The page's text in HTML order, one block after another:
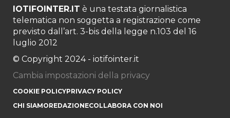
IOTIFOINTER.IT è una testata giornalistica
telematica non soggetta a registrazione come
previsto dall’art. 3-bis della legge n.103 del 16
luglio 2012
© Copyright 2024 - iotifointer.it
Cambia impostazioni della privacy
COOKIE POLICYPRIVACY POLICY
CHI SIAMOREDAZIONECOLLABORA CON NOI